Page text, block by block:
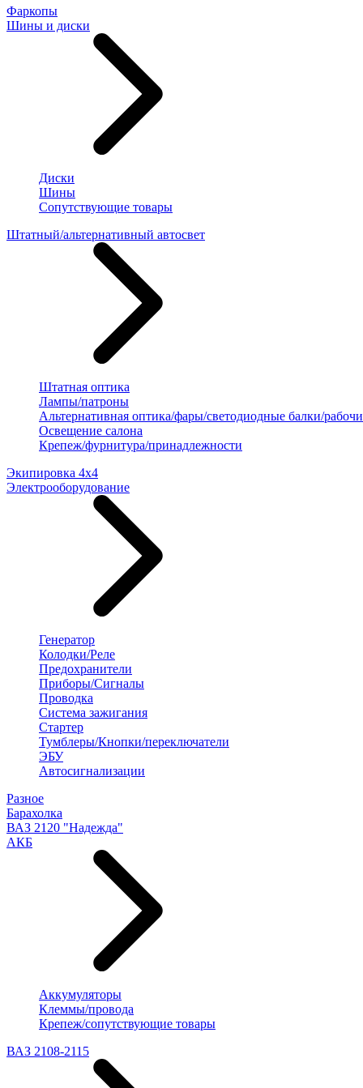
Фаркопы
Шины и диски
Диски
Шины
Сопутствующие товары
Штатный/альтернативный автосвет
Штатная оптика
Лампы/патроны
Альтернативная оптика/фары/светодиодные балки/
Освещение салона
Крепеж/фурнитура/принадлежности
Экипировка 4х4
Электрооборудование
Генератор
Колодки/Реле
Предохранители
Приборы/Сигналы
Проводка
Система зажигания
Стартер
Тумблеры/Кнопки/переключатели
ЭБУ
Автосигнализации
Разное
Барахолка
ВАЗ 2120 "Надежда"
АКБ
Аккумуляторы
Клеммы/провода
Крепеж/сопутствующие товары
ВАЗ 2108-2115